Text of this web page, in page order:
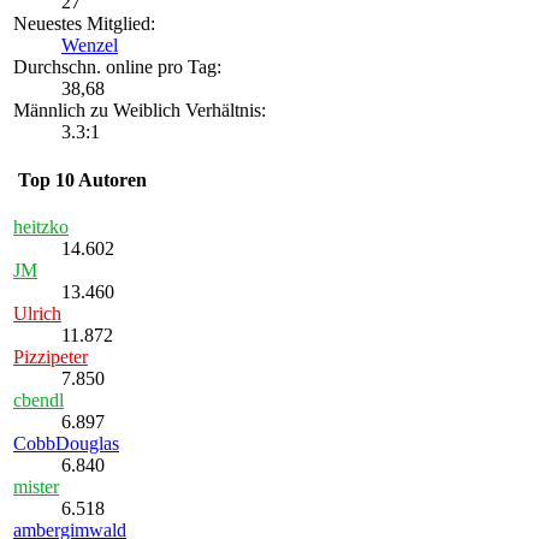
Neuestes Mitglied:
Wenzel
Durchschn. online pro Tag:
38,68
Männlich zu Weiblich Verhältnis:
3.3:1
Top 10 Autoren
heitzko
14.602
JM
13.460
Ulrich
11.872
Pizzipeter
7.850
cbendl
6.897
CobbDouglas
6.840
mister
6.518
ambergimwald